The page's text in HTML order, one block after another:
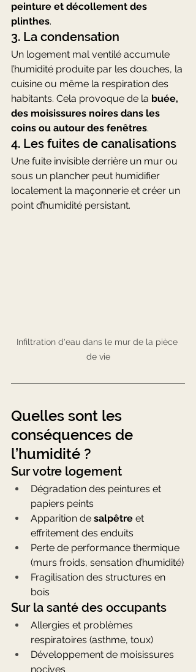
peinture et décollement des
plinthes.
3. La condensation
Un logement mal ventilé accumule
l’humidité produite par les douches, la
cuisine ou même la respiration des
habitants. Cela provoque de la buée,
des moisissures noires dans les
coins ou autour des fenêtres.
4. Les fuites de canalisations
Une fuite invisible derrière un mur ou
sous un plancher peut humidifier
localement la maçonnerie et créer un
point d’humidité persistant.
Infiltration d'eau dans le mur de la pièce
de vie
Quelles sont les
conséquences de
l’humidité ?
Sur votre logement
Dégradation des peintures et
papiers peints
Apparition de salpêtre et
effritement des enduits
Perte de performance thermique
(murs froids, sensation d’humidité)
Fragilisation des structures en
bois
Sur la santé des occupants
Allergies et problèmes
respiratoires (asthme, toux)
Développement de moisissures
nocives